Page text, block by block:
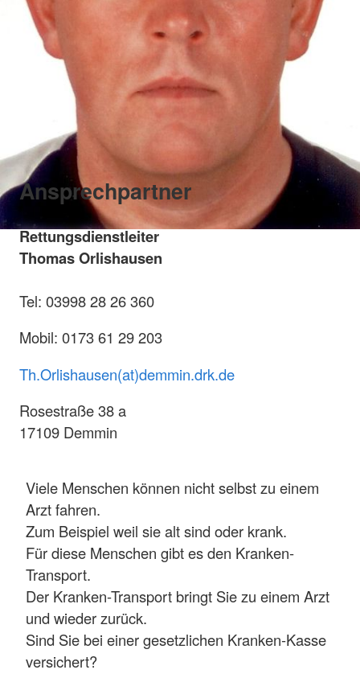
Ansprechpartner
Rettungsdienstleiter
Thomas Orlishausen
Tel: 03998 28 26 360
Mobil: 0173 61 29 203
Th.Orlishausen(at)demmin.drk.de
Rosestraße 38 a
17109 Demmin
Viele Menschen können nicht selbst zu einem
Arzt fahren.
Zum Beispiel weil sie alt sind oder krank.
Für diese Menschen gibt es den Kranken-
Transport.
Der Kranken-Transport bringt Sie zu einem Arzt
und wieder zurück.
Sind Sie bei einer gesetzlichen Kranken-Kasse
versichert?